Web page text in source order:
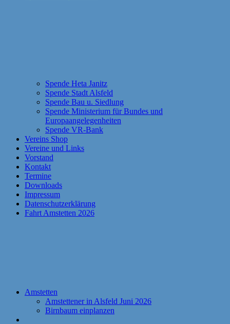
Spende Heta Janitz
Spende Stadt Alsfeld
Spende Bau u. Siedlung
Spende Ministerium für Bundes und
Europaangelegenheiten
Spende VR-Bank
Vereins Shop
Vereine und Links
Vorstand
Kontakt
Termine
Downloads
Impressum
Datenschutzerklärung
Fahrt Amstetten 2026
Amstetten
Amstettener in Alsfeld Juni 2026
Birnbaum einplanzen